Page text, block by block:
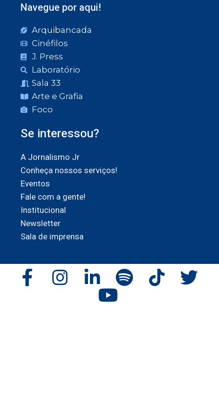
Navegue por aqui!
Arquibancada
Cinéfilos
J. Press
Laboratório
Sala 33
Arte e Grafia
Foco
Se interessou?
A Jornalismo Jr
Conheça nossos serviços!
Eventos
Fale com a gente!
Institucional
Newsletter
Sala de imprensa